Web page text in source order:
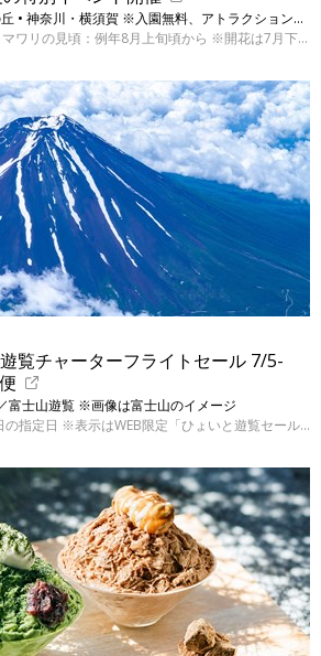
長井海の手公園 ソレイユの丘 • 神奈川・横須賀 ※入園無料、アトラクションや飲食は別料金
夏のイベント：8/30まで ヒマワリの見頃：例年8月上旬頃から ※開花は7月下旬から
覧チャーターフライトセール 7/5-
富士山遊覧 ※画像は富士山のイメージ
7/5～9/21の土・日曜、祝日の指定日 ※表示はWEB限定「ひょいと遊覧セール」運賃